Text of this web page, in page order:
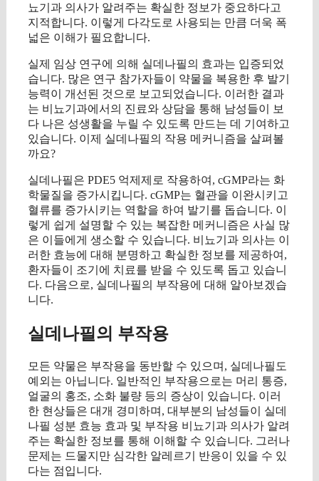
뇨기과 의사가 알려주는 확실한 정보가 중요하다고
지적합니다. 이렇게 다각도로 사용되는 만큼 더욱 폭
넓은 이해가 필요합니다.
실제 임상 연구에 의해 실데나필의 효과는 입증되었
습니다. 많은 연구 참가자들이 약물을 복용한 후 발기
능력이 개선된 것으로 보고되었습니다. 이러한 결과
는 비뇨기과에서의 진료와 상담을 통해 남성들이 보
다 나은 성생활을 누릴 수 있도록 만드는 데 기여하고
있습니다. 이제 실데나필의 작용 메커니즘을 살펴볼
까요?
실데나필은 PDE5 억제제로 작용하여, cGMP라는 화
학물질을 증가시킵니다. cGMP는 혈관을 이완시키고
혈류를 증가시키는 역할을 하여 발기를 돕습니다. 이
렇게 쉽게 설명할 수 있는 복잡한 메커니즘은 사실 많
은 이들에게 생소할 수 있습니다. 비뇨기과 의사는 이
러한 효능에 대해 분명하고 확실한 정보를 제공하여,
환자들이 조기에 치료를 받을 수 있도록 돕고 있습니
다. 다음으로, 실데나필의 부작용에 대해 알아보겠습
니다.
실데나필의 부작용
모든 약물은 부작용을 동반할 수 있으며, 실데나필도
예외는 아닙니다. 일반적인 부작용으로는 머리 통증,
얼굴의 홍조, 소화 불량 등의 증상이 있습니다. 이러
한 현상들은 대개 경미하며, 대부분의 남성들이 실데
나필 성분 효능 효과 및 부작용 비뇨기과 의사가 알려
주는 확실한 정보를 통해 이해할 수 있습니다. 그러나
문제는 드물지만 심각한 알레르기 반응이 있을 수 있
다는 점입니다.